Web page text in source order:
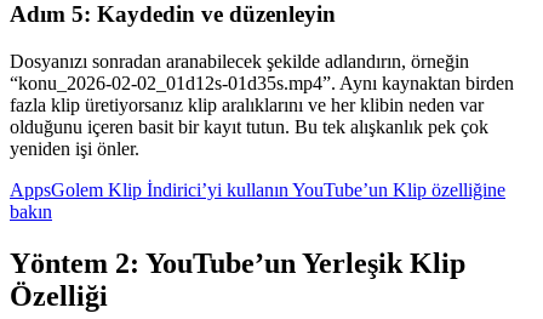
Adım 5: Kaydedin ve düzenleyin
Dosyanızı sonradan aranabilecek şekilde adlandırın, örneğin
“konu_2026-02-02_01d12s-01d35s.mp4”. Aynı kaynaktan birden
fazla klip üretiyorsanız klip aralıklarını ve her klibin neden var
olduğunu içeren basit bir kayıt tutun. Bu tek alışkanlık pek çok
yeniden işi önler.
AppsGolem Klip İndirici’yi kullanın YouTube’un Klip özelliğine
bakın
Yöntem 2: YouTube’un Yerleşik Klip
Özelliği